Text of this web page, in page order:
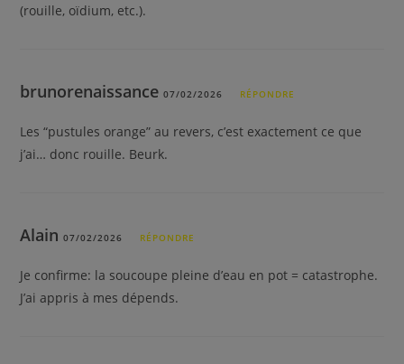
(rouille, oïdium, etc.).
brunorenaissance07/02/2026 RÉPONDRE
Les “pustules orange” au revers, c’est exactement ce que
j’ai… donc rouille. Beurk.
Alain07/02/2026 RÉPONDRE
Je confirme: la soucoupe pleine d’eau en pot = catastrophe.
J’ai appris à mes dépends.